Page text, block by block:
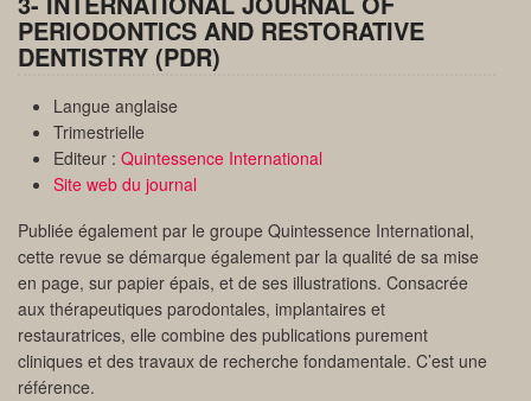
PERIODONTICS AND RESTORATIVE
DENTISTRY (PDR)
Langue anglaise
Trimestrielle
Editeur : Quintessence International
Site web du journal
Publiée également par le groupe Quintessence International,
cette revue se démarque également par la qualité de sa mise
en page, sur papier épais, et de ses illustrations. Consacrée
aux thérapeutiques parodontales, implantaires et
restauratrices, elle combine des publications purement
cliniques et des travaux de recherche fondamentale. C’est une
référence.